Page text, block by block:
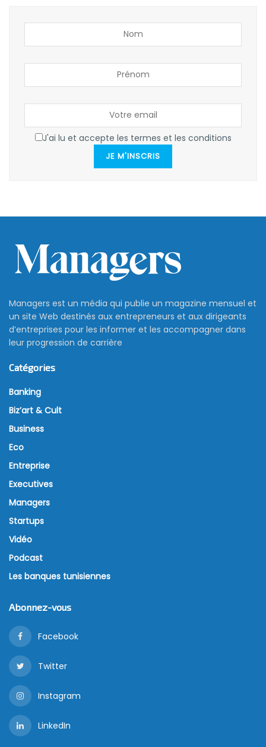
J'ai lu et accepte les termes et les conditions
JE M'INSCRIS
Managers est un média qui publie un magazine mensuel et
un site Web destinés aux entrepreneurs et aux dirigeants
d’entreprises pour les informer et les accompagner dans
leur progression de carrière
Catégories
Banking
Biz’art & Cult
Business
Eco
Entreprise
Executives
Managers
Startups
Vidéo
Podcast
Les banques tunisiennes
Abonnez-vous
Facebook
Twitter
Instagram
LinkedIn